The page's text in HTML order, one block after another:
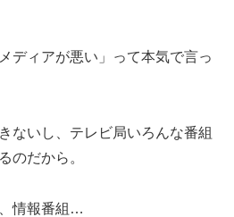
ディアが悪い」って本気で言っ
ないし、テレビ局いろんな番組
のだから。
情報番組…